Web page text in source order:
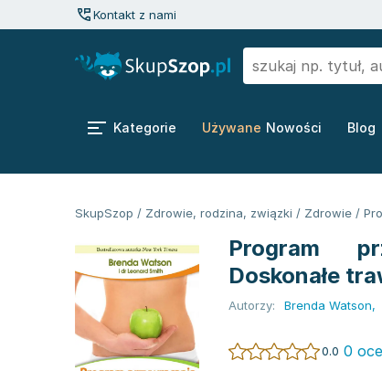
Kontakt z nami
Kategorie Używane Nowości Blog
SkupSzop / Zdrowie, rodzina, związki / Zdrowie /
Program
Doskonałe
Autorzy: Brenda Watson,
0.0 0